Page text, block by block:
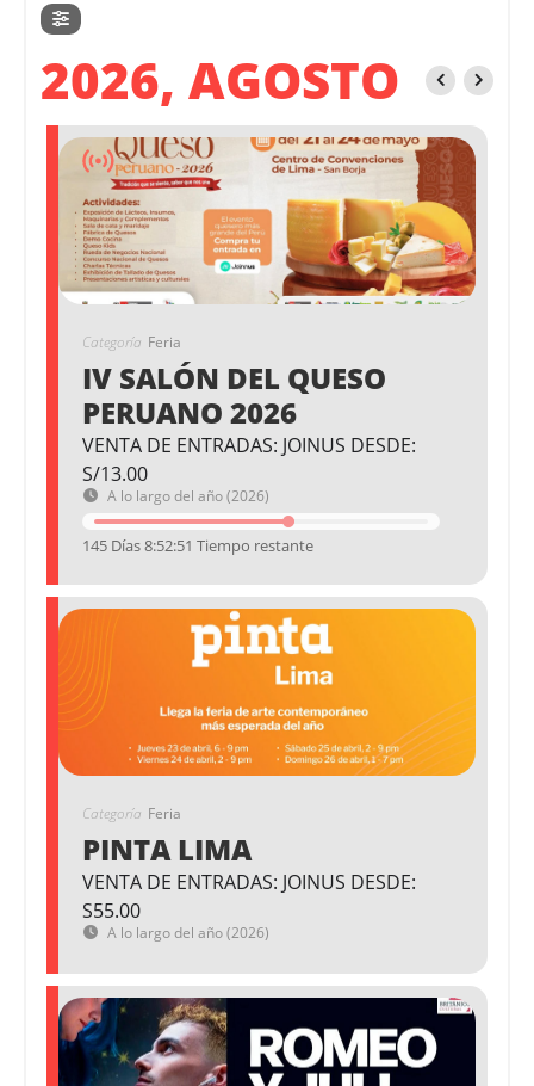
2026, AGOSTO
Categoría Feria
IV SALÓN DEL QUESO
PERUANO 2026
VENTA DE ENTRADAS: JOINUS DESDE:
S/13.00
A lo largo del año (2026)
145 Días 8:52:51 Tiempo restante
Categoría Feria
PINTA LIMA
VENTA DE ENTRADAS: JOINUS DESDE:
S55.00
A lo largo del año (2026)